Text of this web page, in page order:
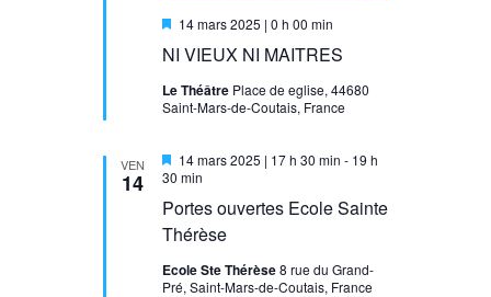
NI VIEUX NI MAITRES
Mis
avant
14 mars 2025 | 0 h 00 min
Le Théâtre Place de eglise, 44680
Saint-Mars-de-Coutais, France
VEN
14
Portes ouvertes Ecole Sainte
Thérèse
Mis
en
14 mars 2025 | 17 h 30 min - 19 h
30 min
Ecole Ste Thérèse8 rue du Grand-
Pré, Saint-Mars-de-Coutais, France